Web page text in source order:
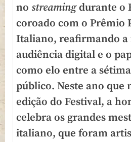
nostreamingdurante o
coroado com o Prêmio
Italiano, reafirmando a
audiência digital e o
como elo entre a
público. Neste ano que
edição do Festival, a
celebra os grandes
italiano, que foram